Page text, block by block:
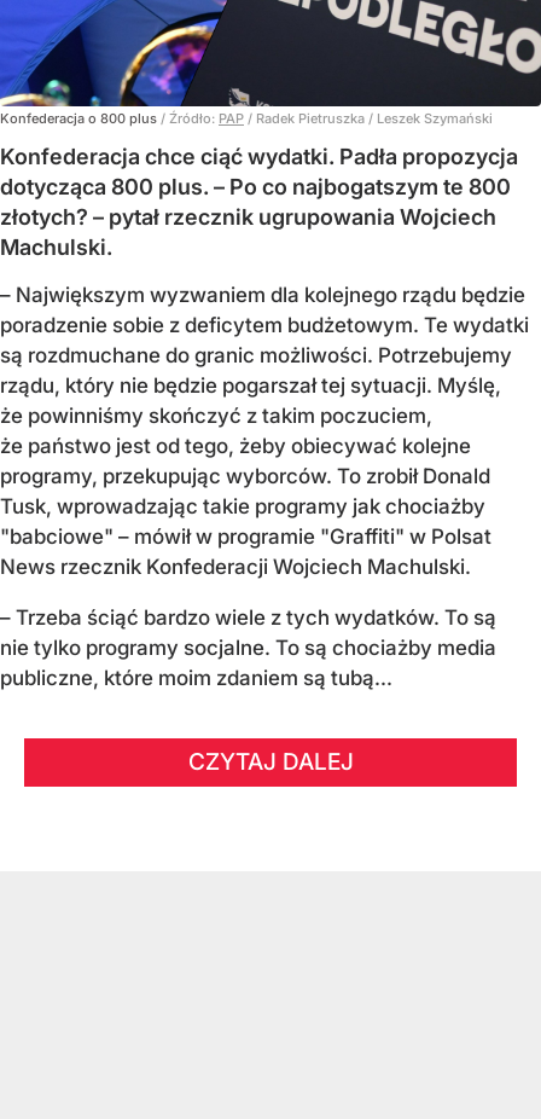
Konfederacja o 800 plus / Źródło: PAP / Radek Pietruszka / Leszek Szymański
Konfederacja chce ciąć wydatki. Padła propozycja
dotycząca 800 plus. – Po co najbogatszym te 800
złotych? – pytał rzecznik ugrupowania Wojciech
Machulski.
– Największym wyzwaniem dla kolejnego rządu będzie
poradzenie sobie z deficytem budżetowym. Te wydatki
są rozdmuchane do granic możliwości. Potrzebujemy
rządu, który nie będzie pogarszał tej sytuacji. Myślę,
że powinniśmy skończyć z takim poczuciem,
że państwo jest od tego, żeby obiecywać kolejne
programy, przekupując wyborców. To zrobił Donald
Tusk, wprowadzając takie programy jak chociażby
"babciowe" – mówił w programie "Graffiti" w Polsat
News rzecznik Konfederacji Wojciech Machulski.
– Trzeba ściąć bardzo wiele z tych wydatków. To są
nie tylko programy socjalne. To są chociażby media
publiczne, które moim zdaniem są tubą...
CZYTAJ DALEJ